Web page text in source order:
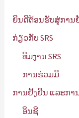
ຍິນດີຕ້ອນຮັບສູ່ການຢັ້
ກ່ຽວກັບ SRS
ທີມງານ SRS
ການຮ່ວມມື
ການຢັ້ງຢືນ ແລະກາ
ອິນຊີ